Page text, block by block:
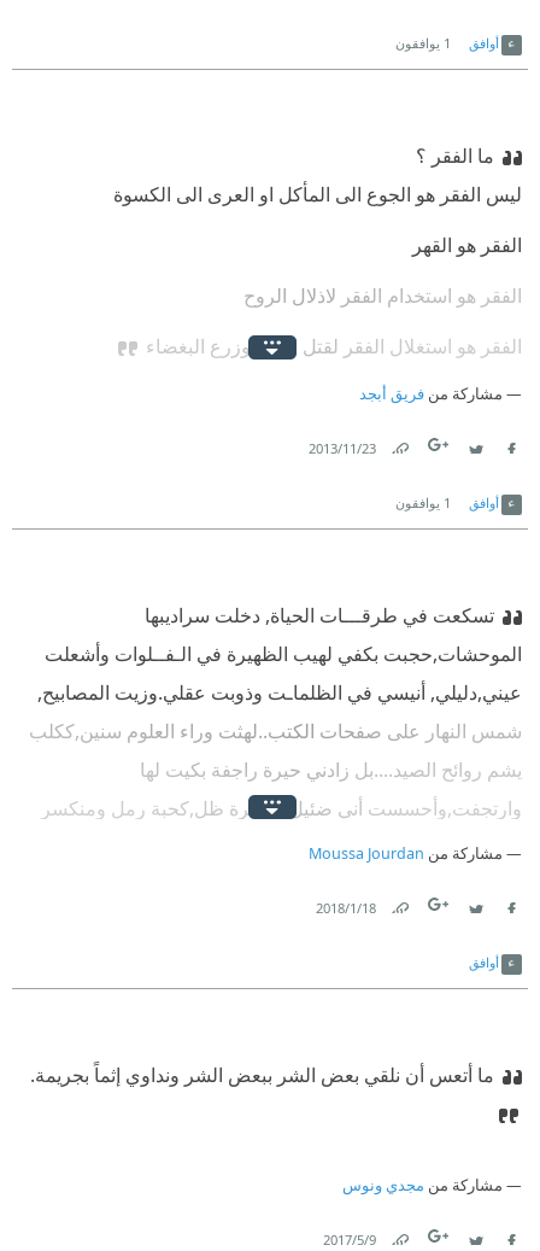
أوافق 1 يوافقون
ما الفقر ؟
ليس الفقر هو الجوع الى المأكل او العرى الى الكسوة
الفقر هو القهر
الفقر هو استخدام الفقر لاذلال الروح
الفقر هو استغلال الفقر لقتل الحب وزرع البغضاء
مشاركة من فريق أبجد
23‏/11‏/2013
أوافق 1 يوافقون
تسكعت في طرقـــات الحياة, دخلت سراديبها
الموحشات,حجبت بكفي لهيب الظهيرة في الـفــلوات وأشعلت
عيني,دليلي, أنيسي في الظلماـت وذوبت عقلي.وزيت المصابيح,
شمس النهار على صفحات الكتب..لهثت وراء العلوم سنين,ككلب
يشم روائح الصيد....بل زادني حيرة راجفة بكيت لها
وارتجفت,وأحسست أني ضئيل كقطرة ظل,كحبة رمل ومنكسر
تعس, خائف مرتعد, فعلمي ماقادني إلى المعرفة.
مشاركة من Moussa Jourdan
18‏/1‏/2018
أوافق
ما أتعس أن نلقي بعض الشر ببعض الشر ونداوي إثماً بجريمة.
مشاركة من مجدي ونوس
9‏/5‏/2017